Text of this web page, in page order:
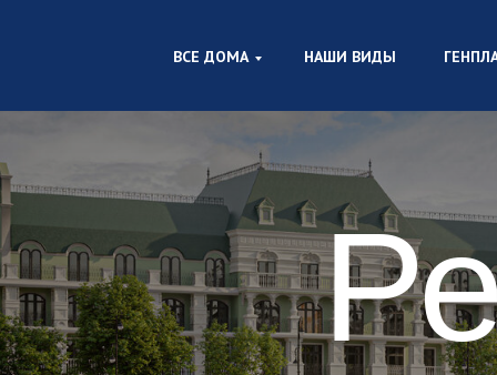
ВСЕ ДОМА НАШИ ВИДЫ